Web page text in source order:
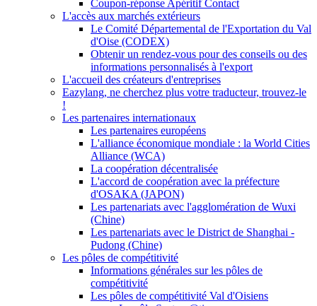
Coupon-réponse Apéritif Contact
L'accès aux marchés extérieurs
Le Comité Départemental de l'Exportation du Val
d'Oise (CODEX)
Obtenir un rendez-vous pour des conseils ou des
informations personnalisés à l'export
L'accueil des créateurs d'entreprises
Eazylang, ne cherchez plus votre traducteur, trouvez-le
!
Les partenaires internationaux
Les partenaires européens
L'alliance économique mondiale : la World Cities
Alliance (WCA)
La coopération décentralisée
L'accord de coopération avec la préfecture
d'OSAKA (JAPON)
Les partenariats avec l'agglomération de Wuxi
(Chine)
Les partenariats avec le District de Shanghai -
Pudong (Chine)
Les pôles de compétitivité
Informations générales sur les pôles de
compétitivité
Les pôles de compétitivité Val d'Oisiens